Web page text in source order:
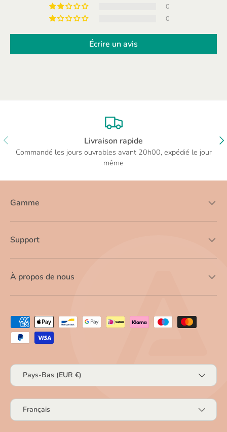
0
0
Écrire un avis
PRÉCÉDENT Livraison rapide
Commandé les jours ouvrables avant 20h00, expédié le jour
même
Gamme
Support
À propos de nous
Moyens de paiement acceptés
Pays
Pays-Bas (EUR €)
Langue
Français